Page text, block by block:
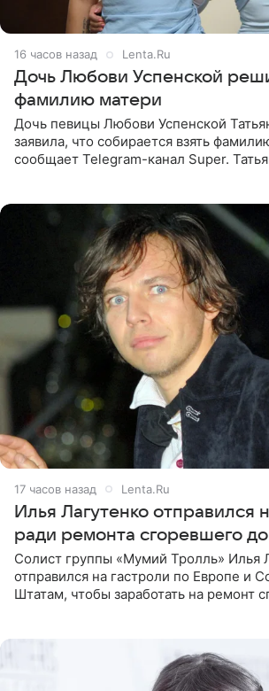
16 часов назад Lenta.Ru
Дочь Любови Успенской
фамилию матери
Дочь певицы Любови Успенской
заявила, что собирается взять
сообщает Telegram-канал Super.
17 часов назад Lenta.Ru
Илья Лагутенко отправился
ради ремонта сгоревшего
Солист группы «Мумий Тролль» Илья
отправился на гастроли по Европе и
Штатам, чтобы заработать на ремонт